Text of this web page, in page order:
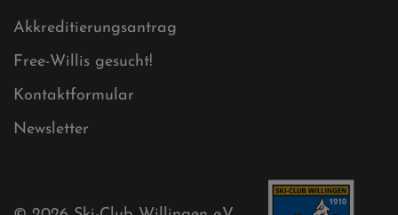
Sponsoren
Aktuelles
Akkreditierungsantrag
Free-Willis gesucht!